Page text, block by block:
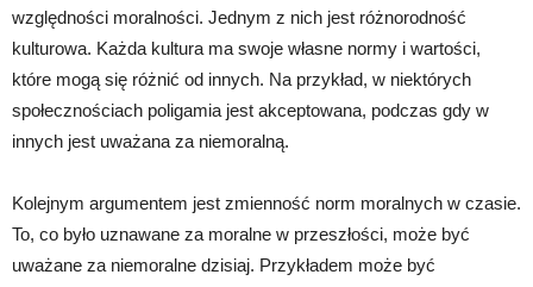
względności moralności. Jednym z nich jest różnorodność
kulturowa. Każda kultura ma swoje własne normy i wartości,
które mogą się różnić od innych. Na przykład, w niektórych
społecznościach poligamia jest akceptowana, podczas gdy w
innych jest uważana za niemoralną.
Kolejnym argumentem jest zmienność norm moralnych w czasie.
To, co było uznawane za moralne w przeszłości, może być
uważane za niemoralne dzisiaj. Przykładem może być